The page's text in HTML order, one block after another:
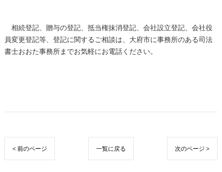
相続登記、贈与の登記、抵当権抹消登記、会社設立登記、会社役
員変更登記等、登記に関するご相談は、大府市に事務所のある司法
書士おおた事務所までお気軽にお電話ください。
< 前のページ 一覧に戻る 次のページ >